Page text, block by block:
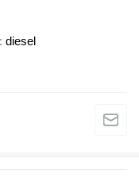
diesel